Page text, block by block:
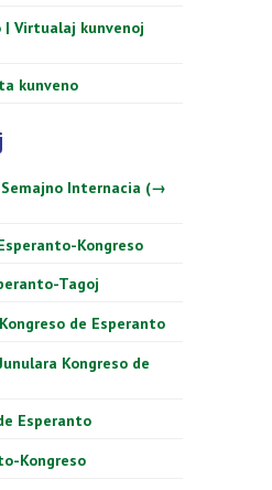
Virtualaj kunvenoj
kunveno
Semajno Internacia (→
Kongreso
Tagoj
de Esperanto
Kongreso de
Esperanto
Kongreso